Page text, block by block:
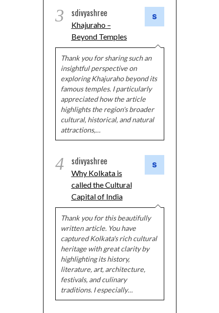
3 sdivyashree
Khajuraho –
Beyond Temples
Thank you for sharing such an
insightful perspective on
exploring Khajuraho beyond its
famous temples. I particularly
appreciated how the article
highlights the region's broader
cultural, historical, and natural
attractions,…
4 sdivyashree
Why Kolkata is
called the Cultural
Capital of India
Thank you for this beautifully
written article. You have
captured Kolkata's rich cultural
heritage with great clarity by
highlighting its history,
literature, art, architecture,
festivals, and culinary
traditions. I especially…